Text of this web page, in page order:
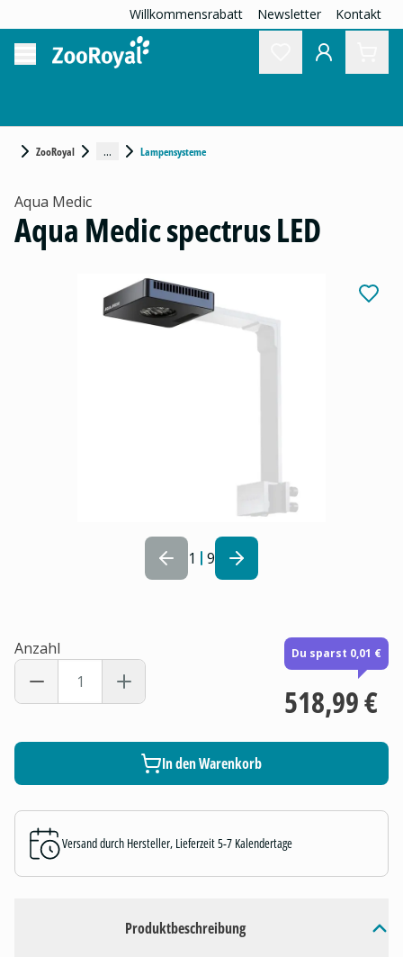
Willkommensrabatt Newsletter Kontakt
ZooRoyal ... Lampensysteme
1 9
Produktbeschreibung
Aqua Medic
Aqua Medic spectrus LED
Anzahl Du sparst 0,01 €
518,99 €
In den Warenkorb
Versand durch Hersteller, Lieferzeit 5-7 Kalendertage